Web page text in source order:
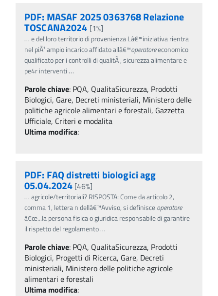
PDF: MASAF 2025 0363768 Relazione
TOSCANA2024 [1%]
…e del loro territorio di provenienza Lâ€™iniziativa rientra
nel piÃ¹ ampio incarico affidato allâ€™operatoreeconomico
qualificato per i controlli di qualitÃ , sicurezza alimentare e
pe4r interventi …
Parole chiave: PQA, QualitaSicurezza, Prodotti
Biologici, Gare, Decreti ministeriali, Ministero delle
politiche agricole alimentari e forestali, Gazzetta
Ufficiale, Criteri e modalita
Ultima modifica:
PDF: FAQ distretti biologici agg
05.04.2024 [46%]
…agricole/territoriali? RISPOSTA: Come da articolo 2,
comma 1, lettera n dellâ€™Avviso, si definisceoperatore
â€œ...la persona fisica o giuridica responsabile di garantire
il rispetto del regolamento…
Parole chiave: PQA, QualitaSicurezza, Prodotti
Biologici, Progetti di Ricerca, Gare, Decreti
ministeriali, Ministero delle politiche agricole
alimentari e forestali
Ultima modifica: